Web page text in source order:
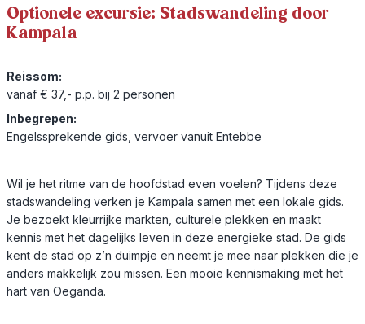
Optionele excursie: Stadswandeling door
Kampala
Reissom:
vanaf € 37,- p.p. bij 2 personen
Inbegrepen:
Engelssprekende gids, vervoer vanuit Entebbe
Wil je het ritme van de hoofdstad even voelen? Tijdens deze
stadswandeling verken je Kampala samen met een lokale gids.
Je bezoekt kleurrijke markten, culturele plekken en maakt
kennis met het dagelijks leven in deze energieke stad. De gids
kent de stad op z’n duimpje en neemt je mee naar plekken die je
anders makkelijk zou missen. Een mooie kennismaking met het
hart van Oeganda.